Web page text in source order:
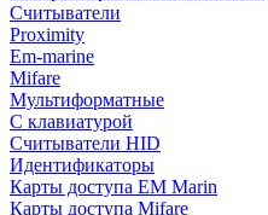
Считыватели
Proximity
Em-marine
Mifare
Мультиформатные
С клавиатурой
Считыватели HID
Идентификаторы
Карты доступа EM Marin
Карты доступа Mifare